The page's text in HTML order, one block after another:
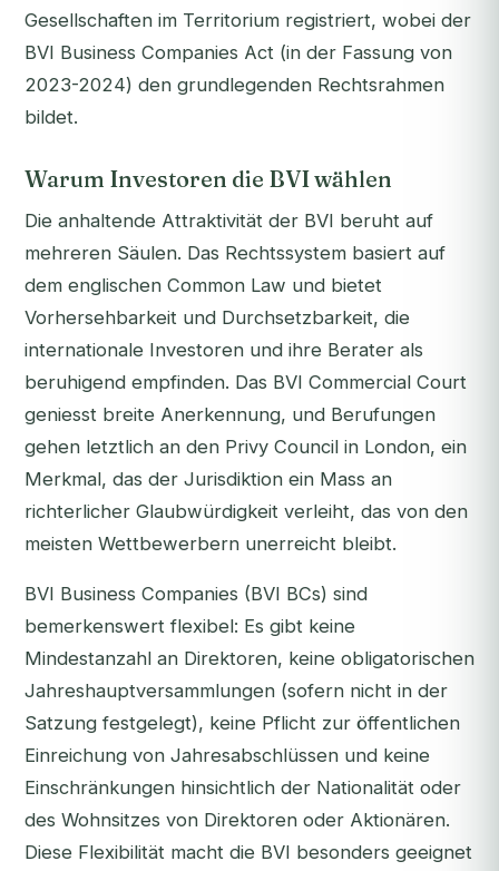
Gesellschaften im Territorium registriert, wobei der
BVI Business Companies Act (in der Fassung von
2023-2024) den grundlegenden Rechtsrahmen
bildet.
Warum Investoren die BVI wählen
Die anhaltende Attraktivität der BVI beruht auf
mehreren Säulen. Das Rechtssystem basiert auf
dem englischen Common Law und bietet
Vorhersehbarkeit und Durchsetzbarkeit, die
internationale Investoren und ihre Berater als
beruhigend empfinden. Das BVI Commercial Court
geniesst breite Anerkennung, und Berufungen
gehen letztlich an den Privy Council in London, ein
Merkmal, das der Jurisdiktion ein Mass an
richterlicher Glaubwürdigkeit verleiht, das von den
meisten Wettbewerbern unerreicht bleibt.
BVI Business Companies (BVI BCs) sind
bemerkenswert flexibel: Es gibt keine
Mindestanzahl an Direktoren, keine obligatorischen
Jahreshauptversammlungen (sofern nicht in der
Satzung festgelegt), keine Pflicht zur öffentlichen
Einreichung von Jahresabschlüssen und keine
Einschränkungen hinsichtlich der Nationalität oder
des Wohnsitzes von Direktoren oder Aktionären.
Diese Flexibilität macht die BVI besonders geeignet